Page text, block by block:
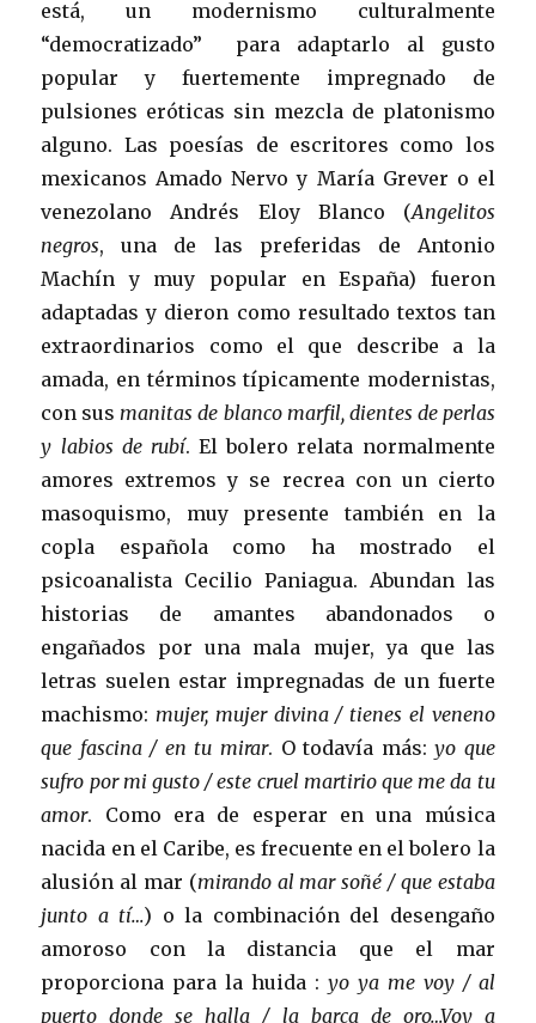
está, un modernismo culturalmente
“democratizado” para adaptarlo al gusto
popular y fuertemente impregnado de
pulsiones eróticas sin mezcla de platonismo
alguno. Las poesías de escritores como los
mexicanos Amado Nervo y María Grever o el
venezolano Andrés Eloy Blanco (Angelitos
negros, una de las preferidas de Antonio
Machín y muy popular en España) fueron
adaptadas y dieron como resultado textos tan
extraordinarios como el que describe a la
amada, en términos típicamente modernistas,
con sus manitas de blanco marfil, dientes de perlas
y labios de rubí. El bolero relata normalmente
amores extremos y se recrea con un cierto
masoquismo, muy presente también en la
copla española como ha mostrado el
psicoanalista Cecilio Paniagua. Abundan las
historias de amantes abandonados o
engañados por una mala mujer, ya que las
letras suelen estar impregnadas de un fuerte
machismo: mujer, mujer divina / tienes el veneno
que fascina / en tu mirar. O todavía más: yo que
sufro por mi gusto / este cruel martirio que me da tu
amor. Como era de esperar en una música
nacida en el Caribe, es frecuente en el bolero la
alusión al mar (mirando al mar soñé / que estaba
junto a tí…) o la combinación del desengaño
amoroso con la distancia que el mar
proporciona para la huida : yo ya me voy / al
puerto donde se halla / la barca de oro…Voy a